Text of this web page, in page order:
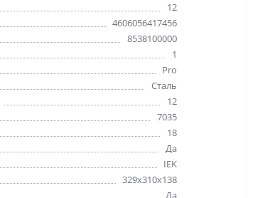
12
4606056417456
8538100000
1
Pro
Сталь
12
7035
18
Да
IEK
329х310х138
Да